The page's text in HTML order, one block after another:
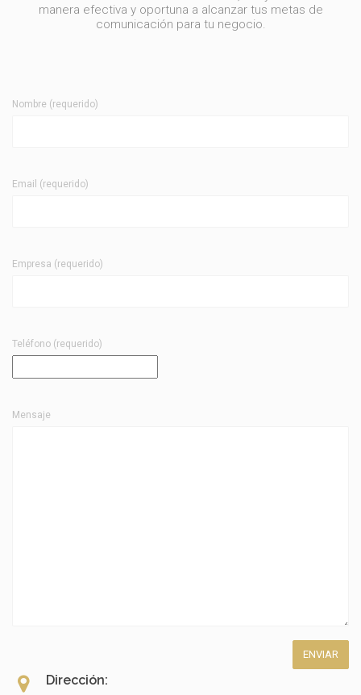
manera efectiva y oportuna a alcanzar tus metas de
comunicación para tu negocio.
Nombre (requerido)
Email (requerido)
Empresa (requerido)
Teléfono (requerido)
Mensaje
Dirección: